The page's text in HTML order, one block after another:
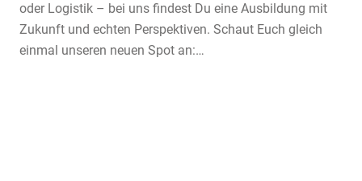
oder Logistik – bei uns findest Du eine Ausbildung mit
Zukunft und echten Perspektiven. Schaut Euch gleich
einmal unseren neuen Spot an:…